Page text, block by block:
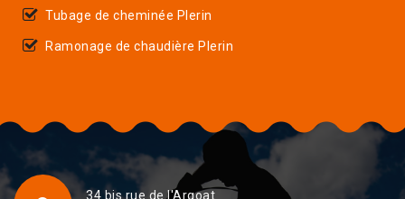
Tubage de cheminée Plerin
Ramonage de chaudière Plerin
34 bis rue de l'Argoat